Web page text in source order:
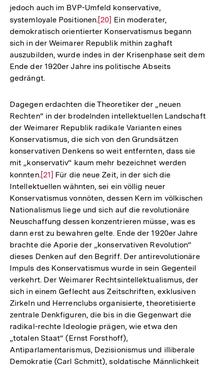
jedoch auch im BVP-Umfeld konservative,
systemloyale Positionen.Zur
Auflösung
der
Fußnote
[20] Ein moderater,
demokratisch orientierter Konservatismus begann
sich in der Weimarer Republik mithin zaghaft
auszubilden, wurde indes in der Krisenphase seit dem
Ende der 1920er Jahre ins politische Abseits
gedrängt.
Dagegen erdachten die Theoretiker der „neuen
Rechten“ in der brodelnden intellektuellen Landschaft
der Weimarer Republik radikale Varianten eines
Konservatismus, die sich von den Grundsätzen
konservativen Denkens so weit entfernten, dass sie
mit „konservativ“ kaum mehr bezeichnet werden
konnten.Zur
Auflösung
der
Fußnote
[21] Für die neue Zeit, in der sich die
Intellektuellen wähnten, sei ein völlig neuer
Konservatismus vonnöten, dessen Kern im völkischen
Nationalismus liege und sich auf die revolutionäre
Neuschaffung dessen konzentrieren müsse, was es
dann erst zu bewahren gelte. Ende der 1920er Jahre
brachte die Aporie der „konservativen Revolution“
dieses Denken auf den Begriff. Der antirevolutionäre
Impuls des Konservatismus wurde in sein Gegenteil
verkehrt. Der Weimarer Rechtsintellektualismus, der
sich in einem Geflecht aus Zeitschriften, exklusiven
Zirkeln und Herrenclubs organisierte, theoretisierte
zentrale Denkfiguren, die bis in die Gegenwart die
radikal-rechte Ideologie prägen, wie etwa den
„totalen Staat“ (Ernst Forsthoff),
Antiparlamentarismus, Dezisionismus und illiberale
Demokratie (Carl Schmitt), soldatische Männlichkeit
Zum